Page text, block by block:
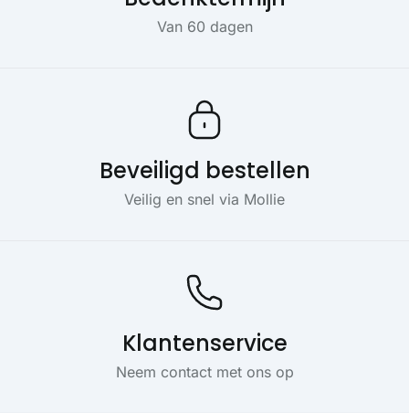
Van 60 dagen
Beveiligd bestellen
Veilig en snel via Mollie
Klantenservice
Neem contact met ons op